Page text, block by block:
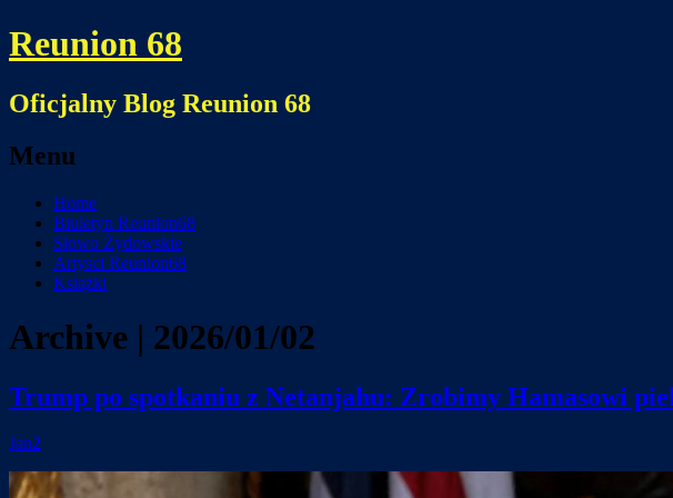
Reunion 68
Oficjalny Blog Reunion 68
Menu
Skip
content
Home
Biuletyn Reunion68
Słowo Żydowskie
Artysci Reunion68
Książki
Archive | 2026/01/02
Trump po spotkaniu z Netanjahu: Zrobimy Hamasowi
Jan2